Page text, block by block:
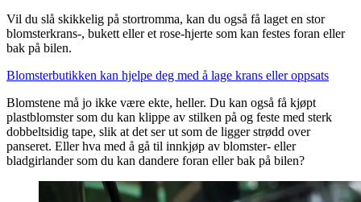
Vil du slå skikkelig på stortromma, kan du også få laget en stor
blomsterkrans-, bukett eller et rose-hjerte som kan festes foran eller
bak på bilen.
Blomsterbutikken kan hjelpe deg med å lage krans eller oppsats
Blomstene må jo ikke være ekte, heller. Du kan også få kjøpt
plastblomster som du kan klippe av stilken på og feste med sterk
dobbeltsidig tape, slik at det ser ut som de ligger strødd over
panseret. Eller hva med å gå til innkjøp av blomster- eller
bladgirlander som du kan dandere foran eller bak på bilen?